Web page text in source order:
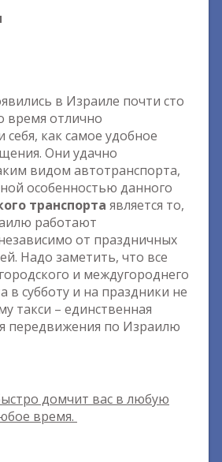
в Израиле почти сто
время отлично
как самое удобное
Они удачно
видом автотранспорта,
особенностью данного
транспорта является то,
работают
от праздничных
Надо заметить, что все
и междугороднего
в субботу и на праздники не
такси – единственная
передвижения по Израилю
домчит вас в любую
время.